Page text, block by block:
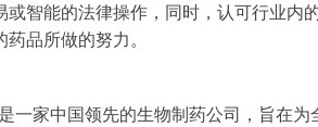
智能的法律操作，同时，认可行业
品所做的努力。
一家中国领先的生物制药公司，旨在